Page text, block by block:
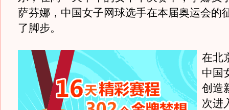
萨芬娜，中国女子网球选手在本届奥运会的
了脚步。
在北
中国
创造
次进